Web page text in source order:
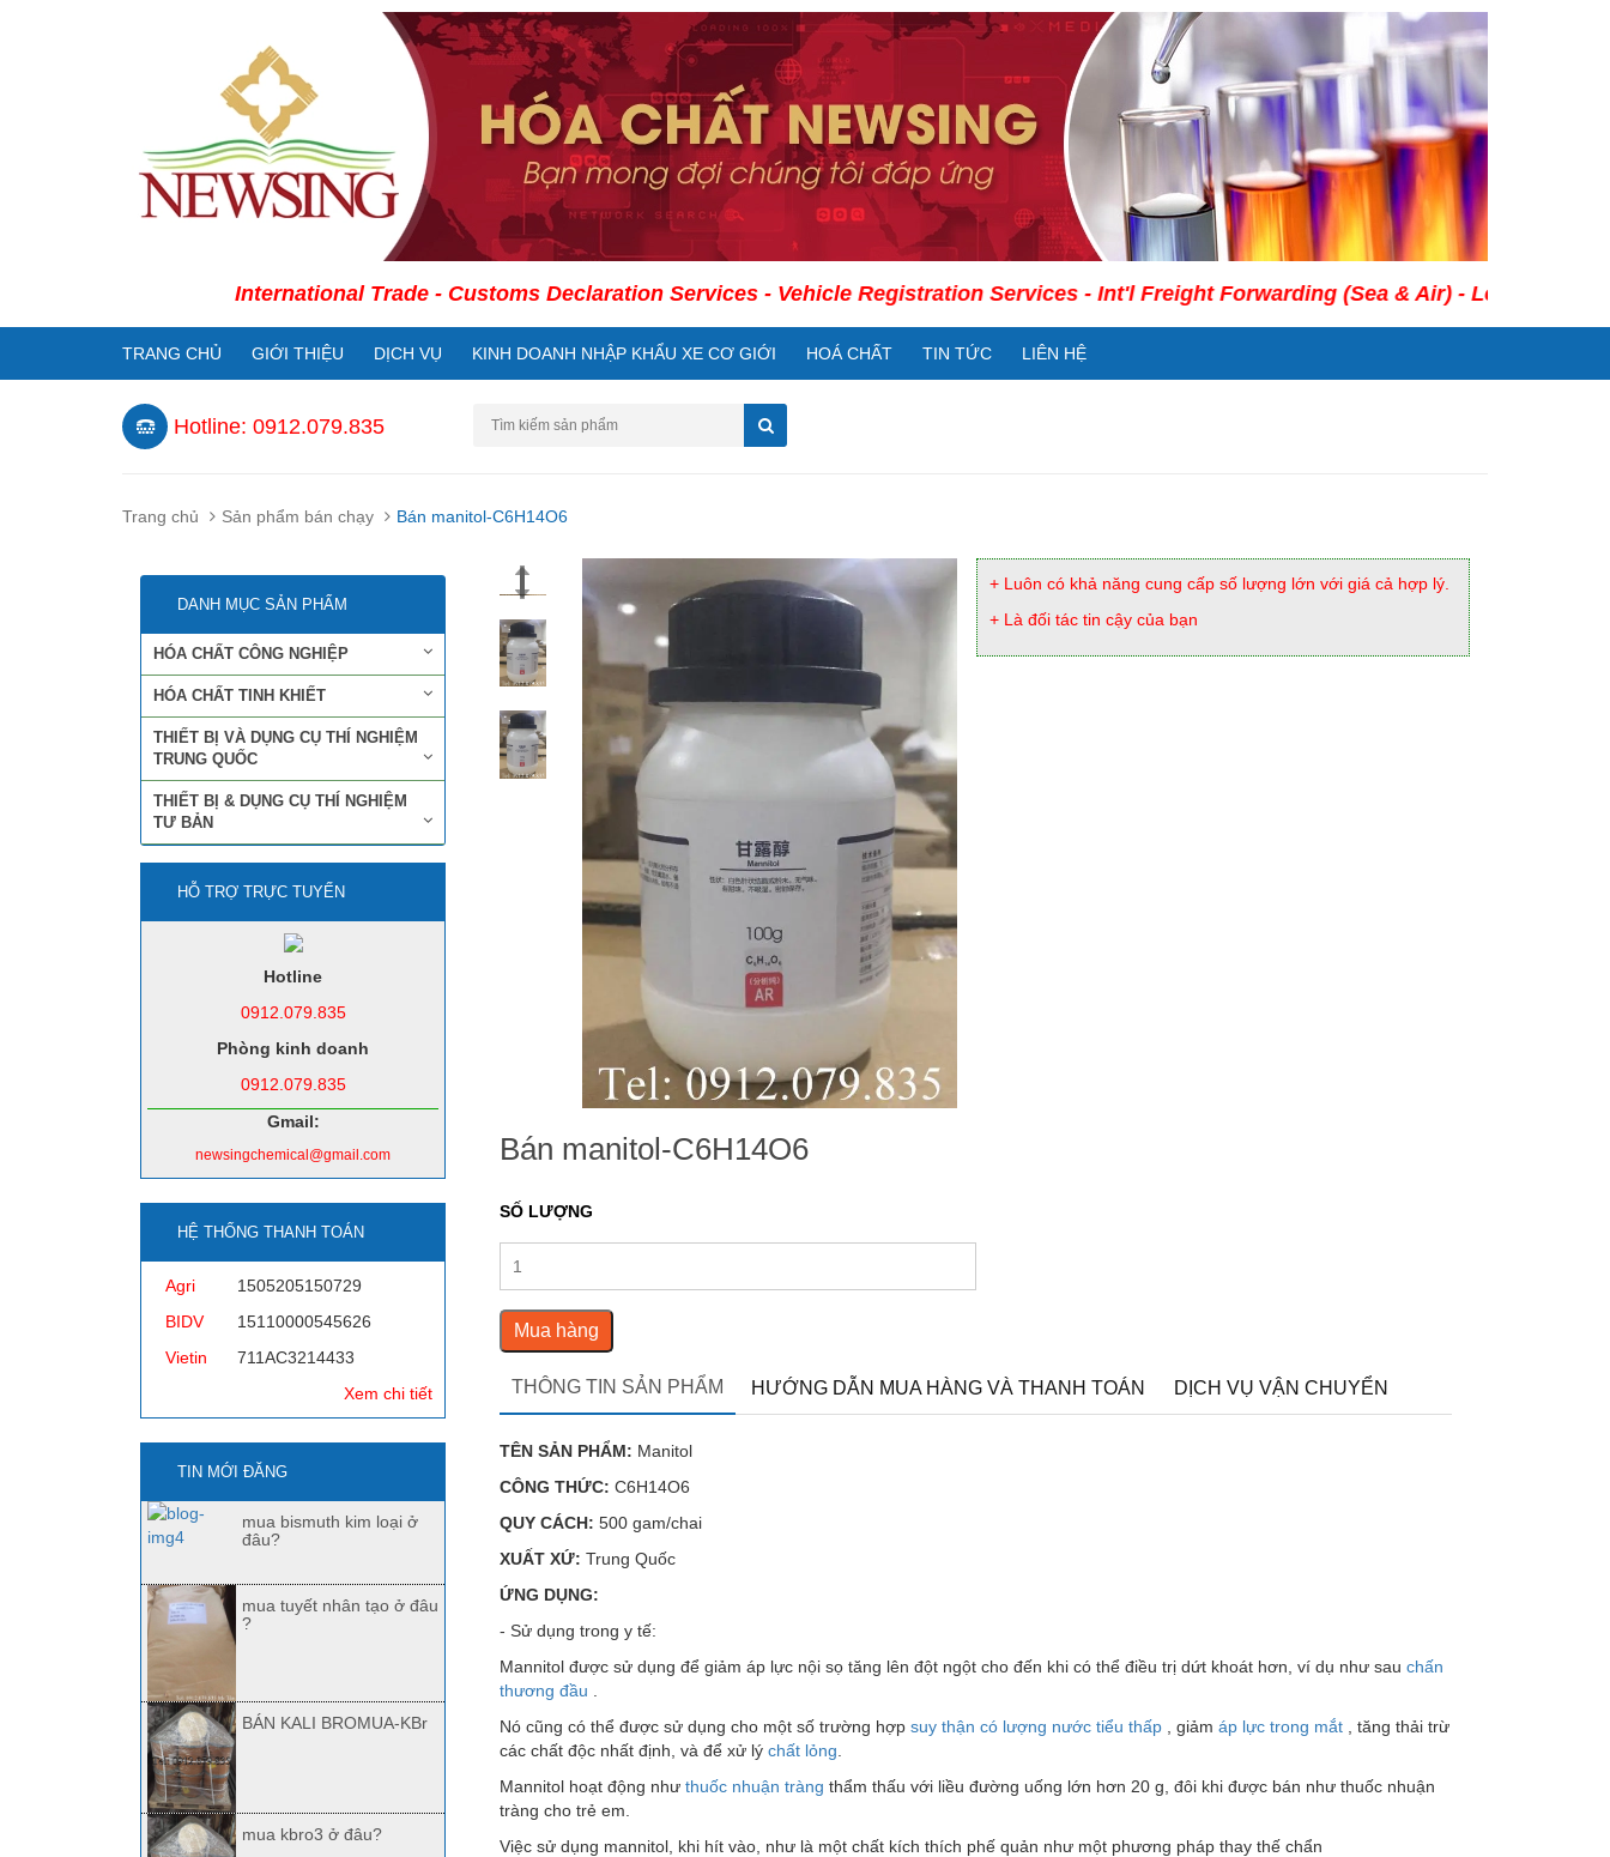
International Trade - Customs Declaration Services - Vehicle Registration Services - Int'l Freight Forwarding (Sea & Air) - Legal Consultancy
TRANG CHỦ GIỚI THIỆU DỊCH VỤ KINH DOANH NHẬP KHẨU XE CƠ GIỚI HOÁ CHẤT TIN TỨC LIÊN HỆ
Hotline: 0912.079.835
Trang chủ Sản phẩm bán chạy Bán manitol-C6H14O6
DANH MỤC SẢN PHẨM
HÓA CHẤT CÔNG NGHIỆP
HÓA CHẤT TINH KHIẾT
THIẾT BỊ VÀ DỤNG CỤ THÍ NGHIỆM
TRUNG QUỐC
THIẾT BỊ & DỤNG CỤ THÍ NGHIỆM
TƯ BẢN
HỖ TRỢ TRỰC TUYẾN
Hotline
0912.079.835
Phòng kinh doanh
0912.079.835
Gmail:
newsingchemical@gmail.com
HỆ THỐNG THANH TOÁN
Agri
1505205150729
BIDV
15110000545626
Vietin
711AC3214433
Xem chi tiết
TIN MỚI ĐĂNG
mua bismuth kim loại ở
đâu?
mua tuyết nhân tạo ở đâu
?
BÁN KALI BROMUA-KBr
mua kbro3 ở đâu?
+ Luôn có khả năng cung cấp số lượng lớn với giá cả hợp lý.
+ Là đối tác tin cậy của bạn
Bán manitol-C6H14O6
SỐ LƯỢNG
Mua hàng
THÔNG TIN SẢN PHẨM HƯỚNG DẪN MUA HÀNG VÀ THANH TOÁN DỊCH VỤ VẬN CHUYỂN
TÊN SẢN PHẨM: Manitol
CÔNG THỨC: C6H14O6
QUY CÁCH: 500 gam/chai
XUẤT XỨ: Trung Quốc
ỨNG DỤNG:
- Sử dụng trong y tế:
Mannitol được sử dụng để giảm áp lực nội sọ tăng lên đột ngột cho đến khi có thể điều trị dứt khoát hơn, ví dụ như sau chấn
thương đầu
Nó cũng có thể được sử dụng cho một số trường hợp suy thận có lượng nước tiểu thấp , giảm áp lực trong mắt , tăng thải trừ
các chất độc nhất định, và để xử lý chất lỏng
Mannitol hoạt động như thuốc nhuận tràng thẩm thấu với liều đường uống lớn hơn 20 g, đôi khi được bán như thuốc nhuận
tràng cho trẻ em.
Việc sử dụng mannitol, khi hít vào, như là một chất kích thích phế quản như một phương pháp thay thế chẩn